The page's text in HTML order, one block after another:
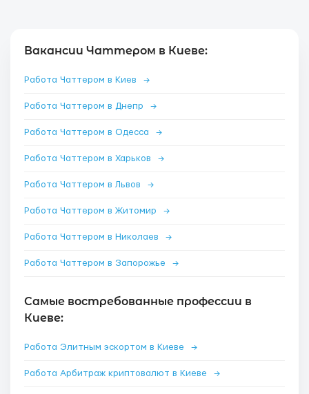
Вакансии Чаттером в Киеве:
Работа Чаттером в Киев →
Работа Чаттером в Днепр →
Работа Чаттером в Одесса →
Работа Чаттером в Харьков →
Работа Чаттером в Львов →
Работа Чаттером в Житомир →
Работа Чаттером в Николаев →
Работа Чаттером в Запорожье →
Самые востребованные профессии в
Киеве:
Работа Элитным эскортом в Киеве →
Работа Арбитраж криптовалют в Киеве →